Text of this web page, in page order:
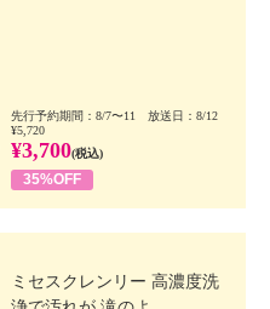
先行予約期間：8/7〜11 放送日：8/12
¥5,720
¥3,700(税込)
35%OFF
ミセスクレンリー 高濃度洗